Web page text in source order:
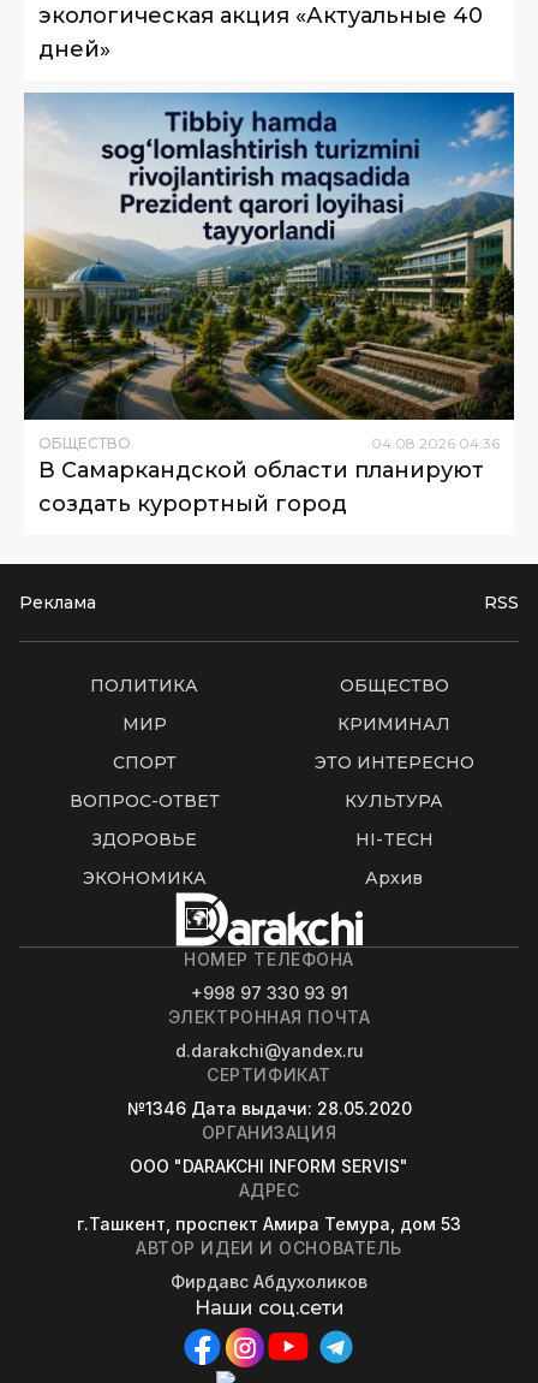
экологическая акция «Актуальные 40
дней»
ОБЩЕСТВО 04.08.2026 04:36
В Самаркандской области планируют
создать курортный город
Реклама RSS
ПОЛИТИКА
ОБЩЕСТВО
МИР
КРИМИНАЛ
СПОРТ
ЭТО ИНТЕРЕСНО
ВОПРОС-ОТВЕТ
КУЛЬТУРА
ЗДОРОВЬЕ
HI-TECH
ЭКОНОМИКА
Архив
НОМЕР ТЕЛЕФОНА
+998 97 330 93 91
ЭЛЕКТРОННАЯ ПОЧТА
d.darakchi@yandex.ru
СЕРТИФИКАТ
№1346 Дата выдачи: 28.05.2020
ОРГАНИЗАЦИЯ
OOO "DARAKCHI INFORM SERVIS"
АДРЕС
г.Ташкент, проспект Амира Темура, дом 53
АВТОР ИДЕИ И ОСНОВАТЕЛЬ
Фирдавс Абдухоликов
Наши соц.сети